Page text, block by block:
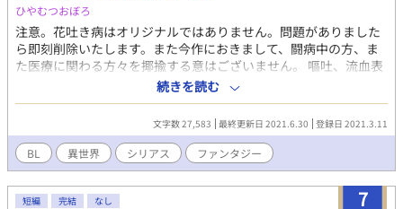
ひやむつおぼろ
注意。花吐き病はオリジナルではありません。問題がありました
ら即刻削除いたします。また今作におきまして、闘病中の方、ま
た医療に関わる方々を揶揄する意はございません。 嘔吐、流血表
現。また攻めに妻子のいる表現？が含まれています。苦手な方は
閲覧をご控えください。 ー 花吐き病を知っているだろうか。片
想いしたものにのみ発症する奇病。思い人と結ばれるまで花を吐
き続ける病気だ。もちろん日本には存在しない。想像上の産物
だ。オレだってそんな設定の話があるのかーへぇーと他人事にし
か思ってなかった。 まさか、その病がある世界に転生するなん
て思わなかったんだ。 ー 「ーーカ、スピカ。起きてくれ。」
ギイッと鉄格子の檻が開きベッドの柵に繋がれた鎖を、屋内なの
続きを読む
文字数 27,583 最終更新日 2021.6.30 登録日 2021.3.11
BL 異世界 シリアス ファンタジー
7
短編 完結 なし